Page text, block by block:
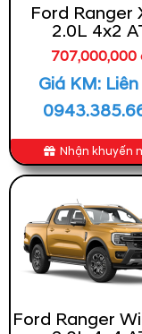
Ford Ranger
2.0L 4x2
707,000,000
Giá KM:
Nhận khuyến
Ford Ranger